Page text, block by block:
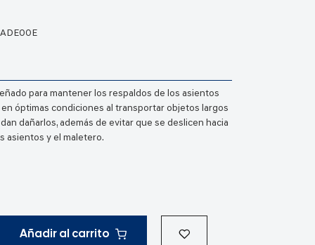
para mantener los respaldos de los asientos
óptimas condiciones al transportar objetos largos
dañarlos, además de evitar que se deslicen hacia
asientos y el maletero.
Añadir al carrito